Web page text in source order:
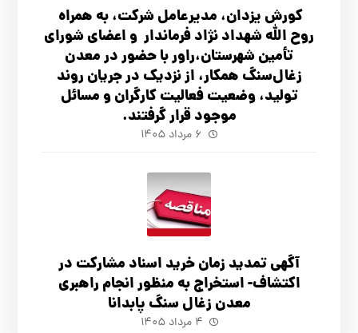
کورش یزدان، مدیرعامل شرکت، به همراه
روح الله شهداد نژاد فرماندار و اعضای شورای
تأ‌مین شهرستان،راور با حضور در معدن
زغال‌سنگ همکار، از نزدیک در جریان روند
تولید، وضعیت فعالیت کارگران و مسائل
موجود قرار گرفتند.
۶ مرداد ۱۴۰۵
آگهي تمدید زمان خرید اسناد مشارکت در
اکتشاف- استخراج به منظور انجام راهبری
معدن زغال سنگ پابدانا
۴ مرداد ۱۴۰۵